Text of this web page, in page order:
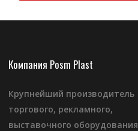
Компания Posm Plast
Крупнейший производитель
торгового, рекламного,
выставочного оборудования